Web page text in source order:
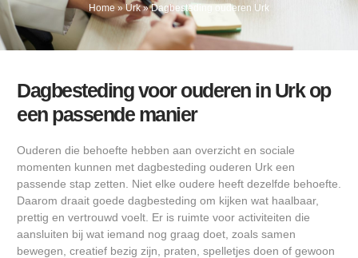
Home »Urk»Dagbesteding ouderen Urk
Dagbesteding voor ouderen in Urk op
een passende manier
Ouderen die behoefte hebben aan overzicht en sociale
momenten kunnen met dagbesteding ouderen Urk een
passende stap zetten. Niet elke oudere heeft dezelfde behoefte.
Daarom draait goede dagbesteding om kijken wat haalbaar,
prettig en vertrouwd voelt. Er is ruimte voor activiteiten die
aansluiten bij wat iemand nog graag doet, zoals samen
bewegen, creatief bezig zijn, praten, spelletjes doen of gewoon